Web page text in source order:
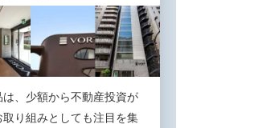
、少額から不動産投資が
り組みとしても注⽬を集